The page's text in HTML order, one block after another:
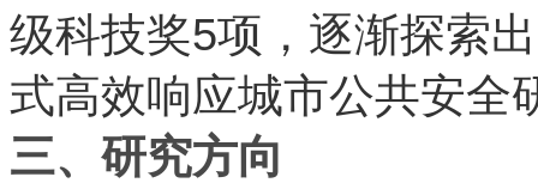
级科技奖5项，逐渐探索
式高效响应城市公共安全
三、研究方向